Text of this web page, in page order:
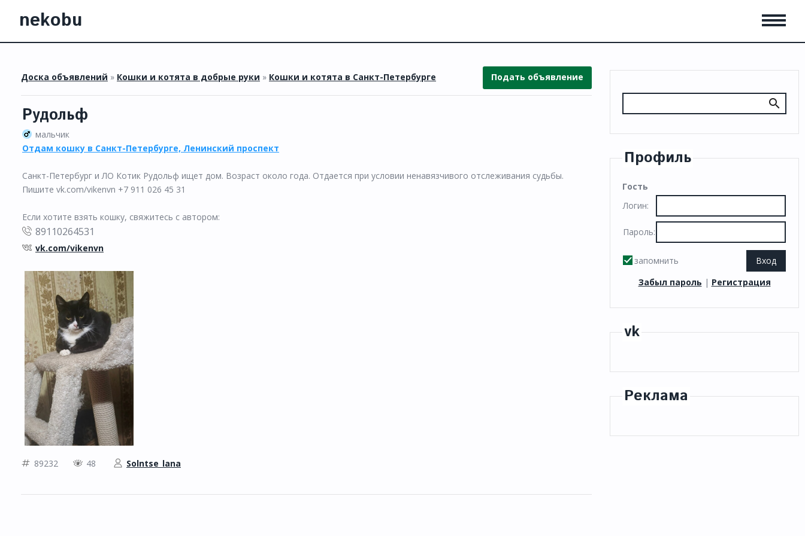
nekobu
Доска объявлений » Кошки и котята в добрые руки » Кошки и котята в Санкт-Петербурге Подать объявление
Рудольф
мальчик
Отдам кошку в Санкт-Петербурге, Ленинский проспект
Санкт-Петербург и ЛО Котик Рудольф ищет дом. Возраст около года. Отдается при условии ненавязчивого отслеживания судьбы.
Пишите vk.com/vikenvn +7 911 026 45 31
Если хотите взять кошку, свяжитесь с автором:
89110264531
vk.com/vikenvn
89232 48 Solntse_lana
Профиль
Гость
Логин:
Пароль:
запомнить
Забыл пароль | Регистрация
vk
Реклама